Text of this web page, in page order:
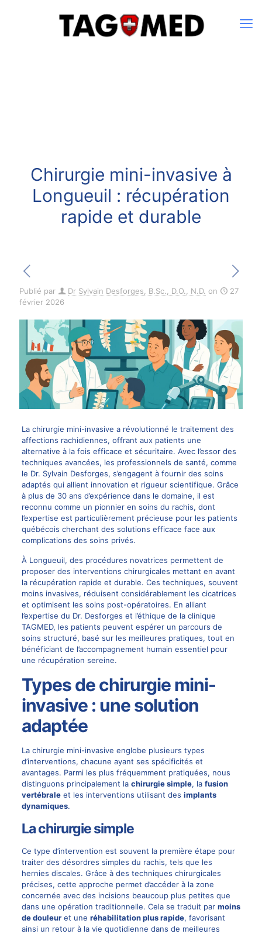
Chirurgie mini-invasive à
Longueuil : récupération
rapide et durable
Publié par Dr Sylvain Desforges, B.Sc., D.O., N.D. on
27
février 2026
La chirurgie mini-invasive a révolutionné le traitement des
affections rachidiennes, offrant aux patients une
alternative à la fois efficace et sécuritaire. Avec l’essor des
techniques avancées, les professionnels de santé, comme
le Dr. Sylvain Desforges, s’engagent à fournir des soins
adaptés qui allient innovation et rigueur scientifique. Grâce
à plus de 30 ans d’expérience dans le domaine, il est
reconnu comme un pionnier en soins du rachis, dont
l’expertise est particulièrement précieuse pour les patients
québécois cherchant des solutions efficace face aux
complications des soins privés.
À Longueuil, des procédures novatrices permettent de
proposer des interventions chirurgicales mettant en avant
la récupération rapide et durable. Ces techniques, souvent
moins invasives, réduisent considérablement les cicatrices
et optimisent les soins post-opératoires. En alliant
l’expertise du Dr. Desforges et l’éthique de la clinique
TAGMED, les patients peuvent espérer un parcours de
soins structuré, basé sur les meilleures pratiques, tout en
bénéficiant de l’accompagnement humain essentiel pour
une récupération sereine.
Types de chirurgie mini-
invasive : une solution
adaptée
La chirurgie mini-invasive englobe plusieurs types
d’interventions, chacune ayant ses spécificités et
avantages. Parmi les plus fréquemment pratiquées, nous
distinguons principalement la chirurgie simple, la fusion
vertébraleet les interventions utilisant des implants
dynamiques.
La chirurgie simple
Ce type d’intervention est souvent la première étape pour
traiter des désordres simples du rachis, tels que les
hernies discales. Grâce à des techniques chirurgicales
précises, cette approche permet d’accéder à la zone
concernée avec des incisions beaucoup plus petites que
dans une opération traditionnelle. Cela se traduit par moins
de douleuret une réhabilitation plus rapide, favorisant
ainsi un retour à la vie quotidienne dans de meilleures